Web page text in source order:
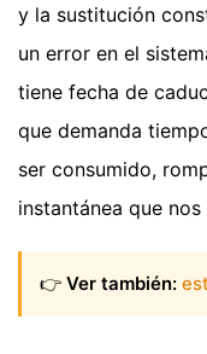
y la sustitución
un error en el
tiene fecha de
que demanda
ser consumido,
instantánea que
👉 Ver también: